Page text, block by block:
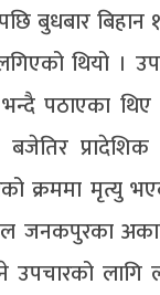
बुधबार
थियो ।
भन्दै पठाएका
क्रममा मृत्यु
जनकपुरका
लागि